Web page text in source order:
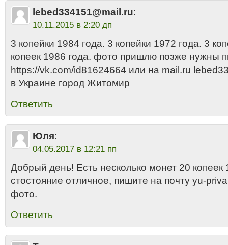
lebed334151@mail.ru:
10.11.2015 в 2:20 дп
3 копейки 1984 года. 3 копейки 1972 года. 3
копеек 1986 года. фото пришлю позже нужны
https://vk.com/id81624664 или на mail.ru
в Украине город Житомир
Ответить
Юля:
04.05.2017 в 12:21 пп
Добрый день! Есть несколько монет 20 копеек
стостояние отличное, пишите на почту yu-
фото.
Ответить